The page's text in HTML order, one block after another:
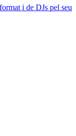
i de DJs pel seu